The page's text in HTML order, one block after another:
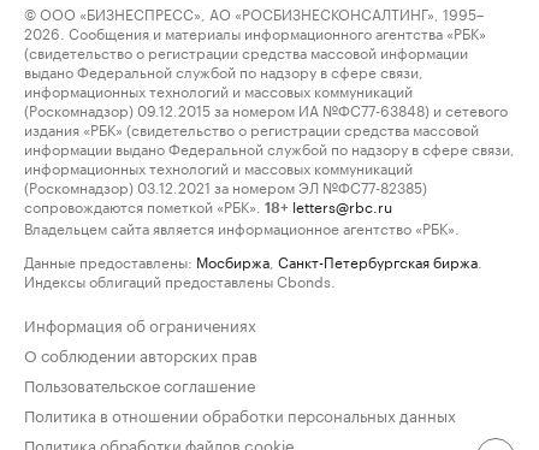
© ООО «БИЗНЕСПРЕСС», АО «РОСБИЗНЕСКОНСАЛТИНГ», 1995–
2026. Сообщения и материалы информационного агентства «РБК»
(свидетельство о регистрации средства массовой информации
выдано Федеральной службой по надзору в сфере связи,
информационных технологий и массовых коммуникаций
(Роскомнадзор) 09.12.2015 за номером ИА №ФС77-63848) и сетевого
издания «РБК» (свидетельство о регистрации средства массовой
информации выдано Федеральной службой по надзору в сфере связи,
информационных технологий и массовых коммуникаций
(Роскомнадзор) 03.12.2021 за номером ЭЛ №ФС77-82385)
сопровождаются пометкой «РБК».
18+ letters@rbc.ru
Владельцем сайта является информационное агентство «РБК».
Данные предоставлены: Мосбиржа Санкт-Петербургская биржа
Индексы облигаций предоставлены Cbonds.
Информация об ограничениях
О соблюдении авторских прав
Пользовательское соглашение
Политика в отношении обработки персональных данных
Политика обработки файлов cookie